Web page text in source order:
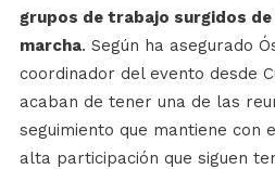
grupos de trabajo surgidos
marcha. Según ha asegurado
coordinador del evento desde
acaban de tener una de las
seguimiento que mantiene con
alta participación que siguen